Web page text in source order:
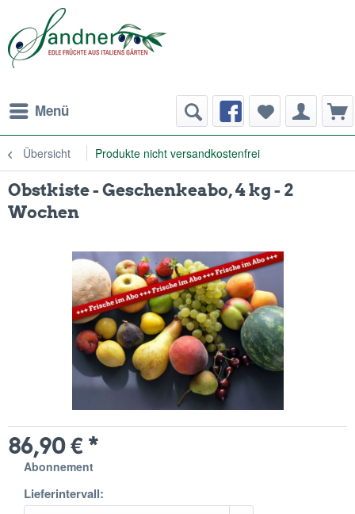
Menü
Übersicht Produkte nicht versandkostenfrei
Obstkiste - Geschenkeabo, 4 kg - 2
Wochen
86,90 € *
Abonnement
Lieferintervall: